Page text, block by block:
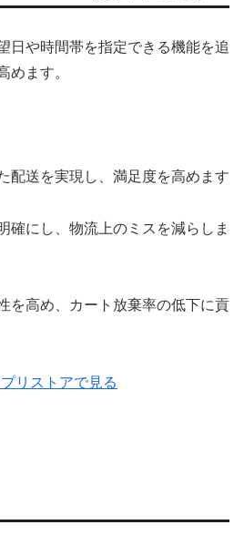
日や時間帯を指定できる機能を追
めます。
配送を実現し、満足度を高めます
確にし、物流上のミスを減らしま
を高め、カート放棄率の低下に貢
リストアで見る